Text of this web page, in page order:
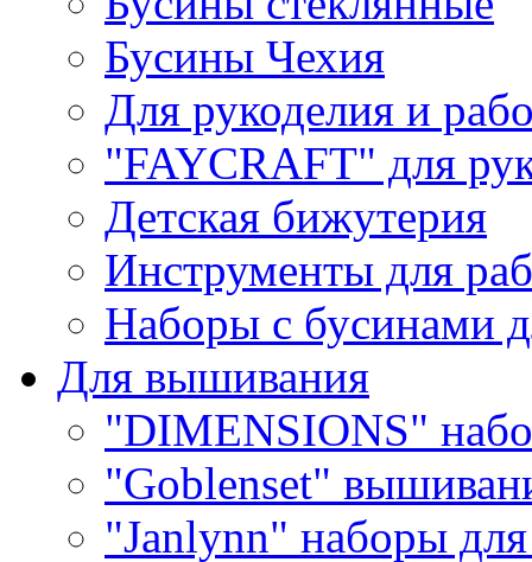
Бусины Чехия
Для рукоделия и
"FAYCRAFT" для
Детская бижутерия
Инструменты для
Наборы с бусинами
Для вышивания
"DIMENSIONS"
"Goblenset"
"Janlynn" наборы